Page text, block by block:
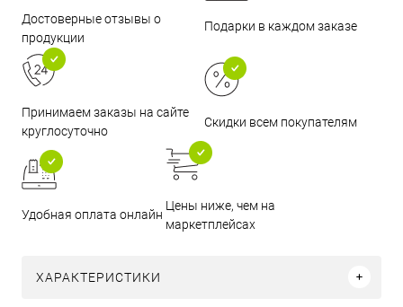
Достоверные отзывы о
продукции
Подарки в каждом заказе
Принимаем заказы на сайте
круглосуточно
Скидки всем покупателям
Удобная оплата онлайн
Цены ниже, чем на
маркетплейсах
ХАРАКТЕРИСТИКИ